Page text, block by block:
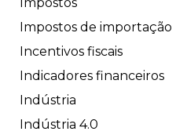
Impostos
Impostos de importação
Incentivos fiscais
Indicadores financeiros
Indústria
Indústria 4.0